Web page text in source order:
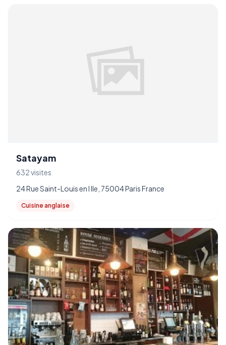
Satayam
632 visites
24 Rue Saint-Louis en l Ile, 75004 Paris France
Cuisine anglaise